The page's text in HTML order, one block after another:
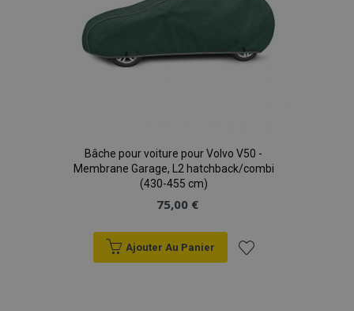
Bâche pour voiture pour Volvo V50 -
Membrane Garage, L2 hatchback/combi
(430-455 cm)
75,00 €
Ajouter Au Panier